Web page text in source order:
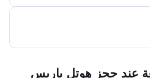
عند حجز هوتل باريس